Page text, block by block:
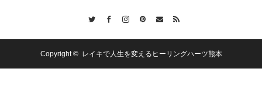
Copyright © レイキで人生を変えるヒーリングハーツ熊本